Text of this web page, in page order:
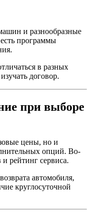
и разнообразные
программы
в разных
договор.
при выборе
цены, но и
опций. Во-
рейтинг сервиса.
автомобиля,
круглосуточной